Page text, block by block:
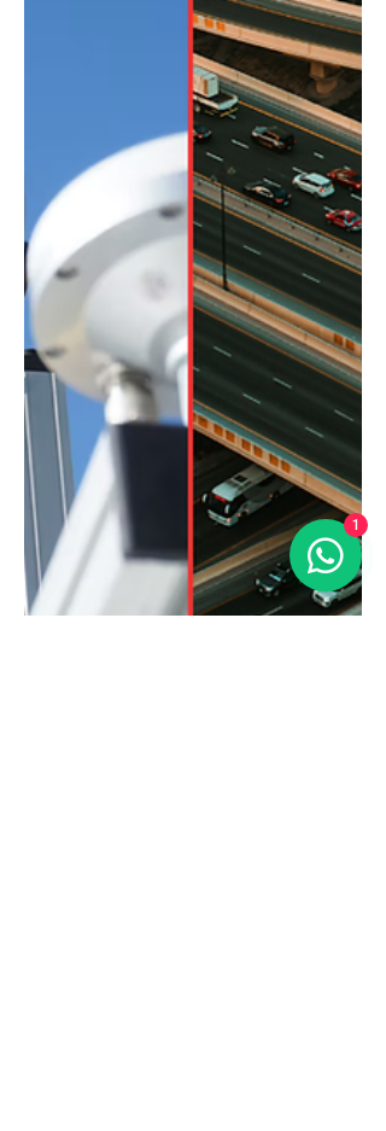
3 min de leitura
ARX Tecnologia participa
da DroneShow Robotics
2026 e fortalece conexões
no setor de
geotecnologia
ARX Tecnologia participa da DroneShow
Robotics 2026 Entre os dias 16 e 18 de
junho, a ARX participou da DroneShow
Robotics 2026, um dos principais eventos
da América Latina voltados para drones,
geotecnologia, robótica e soluções de
mapeamento. Realizada em São Paulo na
Expo Center Norte, a feira reuniu
empresas, profissionais, pesquisadores e
gestores públicos em busca das mais
recentes inovações para captura,
processamento e análise de dados
geoespaciais. Durante os três d
1